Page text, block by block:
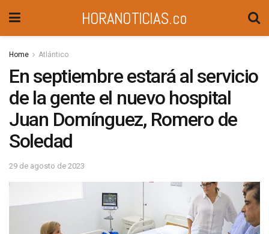
HORANOTICIAS.co
Home Atlántico
En septiembre estará al servicio
de la gente el nuevo hospital
Juan Domínguez, Romero de
Soledad
29 de agosto de 2023